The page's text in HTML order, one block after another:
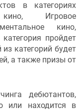
в категориях
Игровое
кино,
пройдет
категорий будет
а также призы от
дебютантов,
или находится в